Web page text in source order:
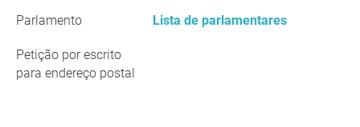
Parlamento Lista de parlamentares
Petição por escrito
para endereço postal